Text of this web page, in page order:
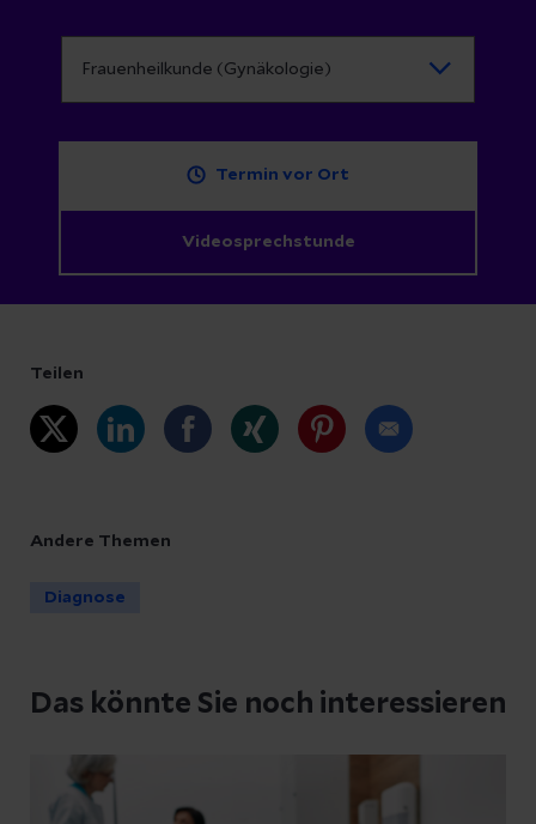
Termin vor Ort
Videosprechstunde
Teilen
Andere Themen
Diagnose
Das könnte Sie noch interessieren